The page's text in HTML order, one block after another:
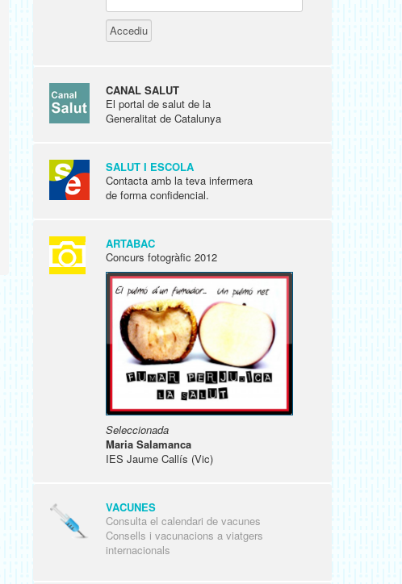
CANAL SALUT
El portal de salut de la
Generalitat de Catalunya
SALUT I ESCOLA
Contacta amb la teva infermera
de forma confidencial.
ARTABAC
Concurs fotogràfic 2012
Seleccionada
Maria Salamanca
IES Jaume Callís (Vic)
VACUNES
Consulta el calendari de vacunes
Consells i vacunacions a viatgers
internacionals